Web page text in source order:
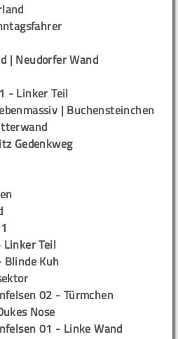
| Neudorfer Wand
- Linker Teil
| Buchensteinchen
Gedenkweg
Teil
Blinde Kuh
02 - Türmchen
Nose
01 - Linke Wand